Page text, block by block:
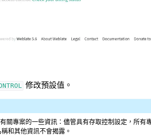
修改預設值。
關專案的一些資訊：儘管具有存取控制設定，所有
和其他資訊不會揭露。